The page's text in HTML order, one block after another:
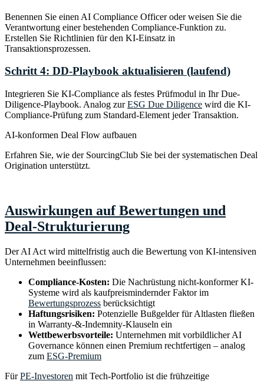
Benennen Sie einen AI Compliance Officer oder weisen Sie die
Verantwortung einer bestehenden Compliance-Funktion zu.
Erstellen Sie Richtlinien für den KI-Einsatz in
Transaktionsprozessen.
Schritt 4: DD-Playbook aktualisieren (laufend)
Integrieren Sie KI-Compliance als festes Prüfmodul in Ihr Due-
Diligence-Playbook. Analog zurESG Due Diligence wird die KI-
Compliance-Prüfung zum Standard-Element jeder Transaktion.
AI-konformen Deal Flow aufbauen
Erfahren Sie, wie der SourcingClub Sie bei der systematischen Deal
Origination unterstützt.
Auswirkungen auf Bewertungen und
Deal-Strukturierung
Der AI Act wird mittelfristig auch die Bewertung von KI-intensiven
Unternehmen beeinflussen:
Compliance-Kosten: Die Nachrüstung nicht-konformer KI-
Systeme wird als kaufpreismindernder Faktor im
Bewertungsprozess berücksichtigt
Haftungsrisiken: Potenzielle Bußgelder für Altlasten fließen
in Warranty-&-Indemnity-Klauseln ein
Wettbewerbsvorteile: Unternehmen mit vorbildlicher AI
Governance können einen Premium rechtfertigen – analog
zum ESG-Premium
FürPE-Investoren mit Tech-Portfolio ist die frühzeitige